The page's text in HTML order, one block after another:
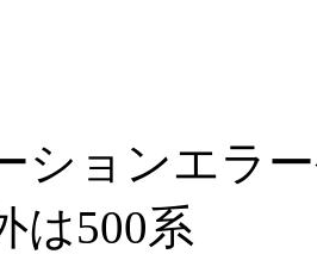
ションエラ
は500系